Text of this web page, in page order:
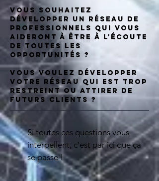
Vous souhaitez
développer un réseau de
professionnels qui vous
aideront à être à l'écoute
de toutes les
opportunités ?
Vous voulez développer
votre réseau qui est trop
restreint ou attirer de
futurs clients ?
Si toutes ces questions vous
interpellent, c'est par ici que ça
se passe !